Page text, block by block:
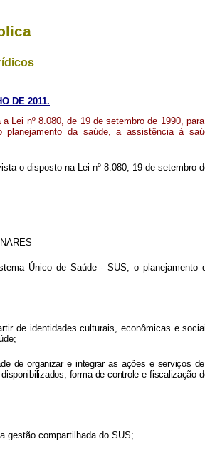
DE 2011.
a Lei nº 8.080, de 19 de setembro de 1990,
planejamento da saúde, a assistência à
o disposto na Lei nº 8.080, 19 de setembro
Único de Saúde - SUS, o
de identidades culturais, econômicas e
de organizar e integrar as ações e serviços
forma de controle e fiscalização
gestão compartilhada do SUS;